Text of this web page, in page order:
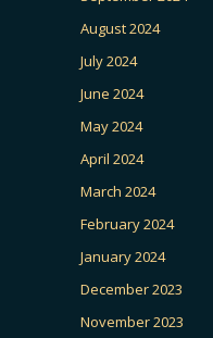
August 2024
July 2024
June 2024
May 2024
April 2024
March 2024
February 2024
January 2024
December 2023
November 2023